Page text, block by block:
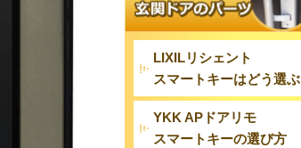
LIXILリシェント
スマートキーはどう選ぶ
YKK APドアリモ
スマートキーの選び方